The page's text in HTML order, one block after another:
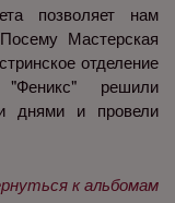
позволяет нам
Мастерская
отделение
решили
днями и провели
к альбомам